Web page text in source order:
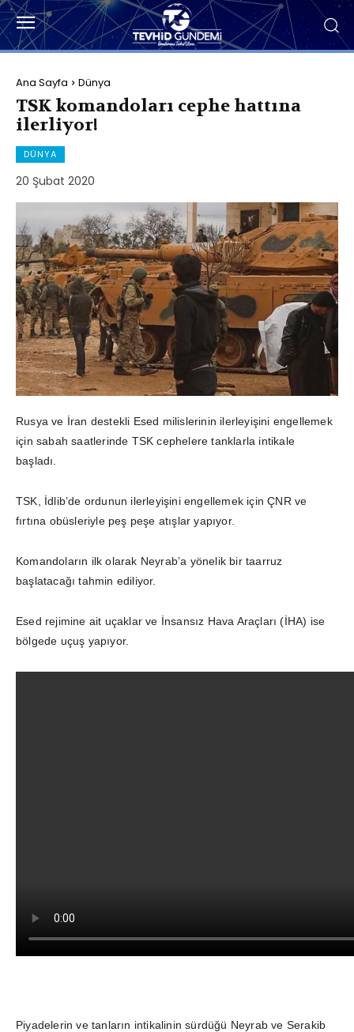
Ana Sayfa Dünya
TSK komandoları cephe hattına
ilerliyor!
DÜNYA
20 Şubat 2020
Rusya ve İran destekli Esed milislerinin ilerleyişini engellemek
için sabah saatlerinde TSK cephelere tanklarla intikale
başladı.
TSK, İdlib’de ordunun ilerleyişini engellemek için ÇNR ve
fırtına obüsleriyle peş peşe atışlar yapıyor.
Komandoların ilk olarak Neyrab’a yönelik bir taarruz
başlatacağı tahmin ediliyor.
Esed rejimine ait uçaklar ve İnsansız Hava Araçları (İHA) ise
bölgede uçuş yapıyor.
Piyadelerin ve tanların intikalinin sürdüğü Neyrab ve Serakib